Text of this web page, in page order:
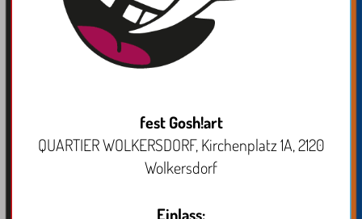
fest Gosh!art
QUARTIER WOLKERSDORF, Kirchenplatz 1A, 2120
Wolkersdorf
Einlass: